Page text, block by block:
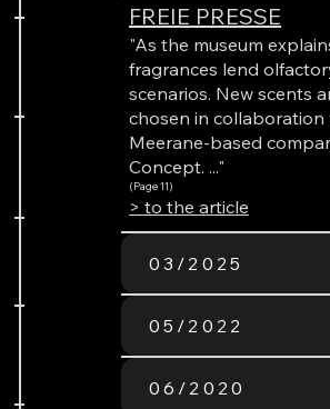
FREIE PRESSE
"As the museum
fragrances lend
scenarios. New scents
chosen in collaboration
Meerane-based
Concept. ..."
(Page 11)
> to the article
03/2025
05/2022
06/2020